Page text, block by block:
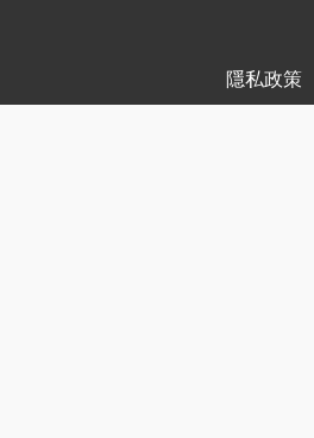
隱私政策